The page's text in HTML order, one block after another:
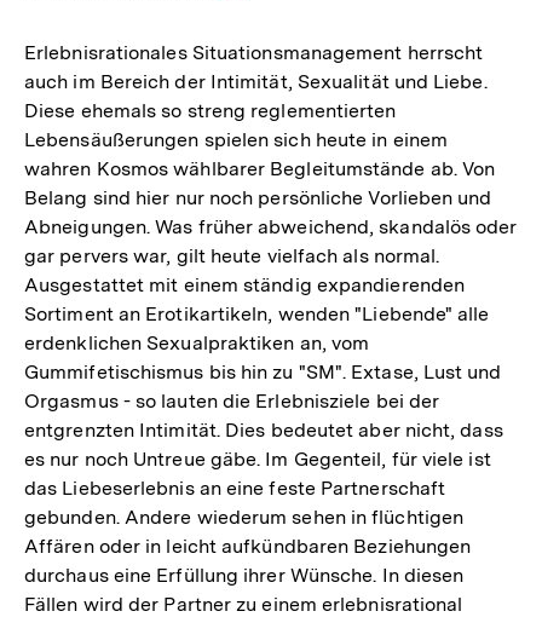
der
Fußnote
Erlebnisrationales Situationsmanagement herrscht
auch im Bereich der Intimität, Sexualität und Liebe.
Diese ehemals so streng reglementierten
Lebensäußerungen spielen sich heute in einem
wahren Kosmos wählbarer Begleitumstände ab. Von
Belang sind hier nur noch persönliche Vorlieben und
Abneigungen. Was früher abweichend, skandalös oder
gar pervers war, gilt heute vielfach als normal.
Ausgestattet mit einem ständig expandierenden
Sortiment an Erotikartikeln, wenden "Liebende" alle
erdenklichen Sexualpraktiken an, vom
Gummifetischismus bis hin zu "SM". Extase, Lust und
Orgasmus - so lauten die Erlebnisziele bei der
entgrenzten Intimität. Dies bedeutet aber nicht, dass
es nur noch Untreue gäbe. Im Gegenteil, für viele ist
das Liebeserlebnis an eine feste Partnerschaft
gebunden. Andere wiederum sehen in flüchtigen
Affären oder in leicht aufkündbaren Beziehungen
durchaus eine Erfüllung ihrer Wünsche. In diesen
Fällen wird der Partner zu einem erlebnisrational